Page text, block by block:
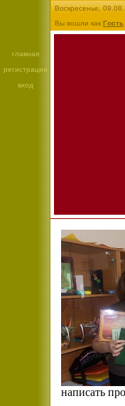
главная
регистрация
вход
Воскресенье,
Вы вошли как Гость
написать